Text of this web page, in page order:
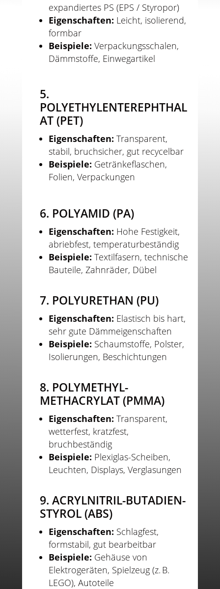
expandiertes PS (EPS / Styropor)
Eigenschaften: Leicht, isolierend,
formbar
Beispiele: Verpackungsschalen,
Dämmstoffe, Einwegartikel
5.
POLYETHYLENTEREPHTHAL
AT (PET)
Eigenschaften: Transparent,
stabil, bruchsicher, gut recycelbar
Beispiele: Getränkeflaschen,
Folien, Verpackungen
6. POLYAMID (PA)
Eigenschaften: Hohe Festigkeit,
abriebfest, temperaturbeständig
Beispiele: Textilfasern, technische
Bauteile, Zahnräder, Dübel
7. POLYURETHAN (PU)
Eigenschaften: Elastisch bis hart,
sehr gute Dämmeigenschaften
Beispiele: Schaumstoffe, Polster,
Isolierungen, Beschichtungen
8. POLYMETHYL-
METHACRYLAT (PMMA)
Eigenschaften: Transparent,
wetterfest, kratzfest,
bruchbeständig
Beispiele: Plexiglas-Scheiben,
Leuchten, Displays, Verglasungen
9. ACRYLNITRIL-BUTADIEN-
STYROL (ABS)
Eigenschaften: Schlagfest,
formstabil, gut bearbeitbar
Beispiele: Gehäuse von
Elektrogeräten, Spielzeug (z. B.
LEGO), Autoteile